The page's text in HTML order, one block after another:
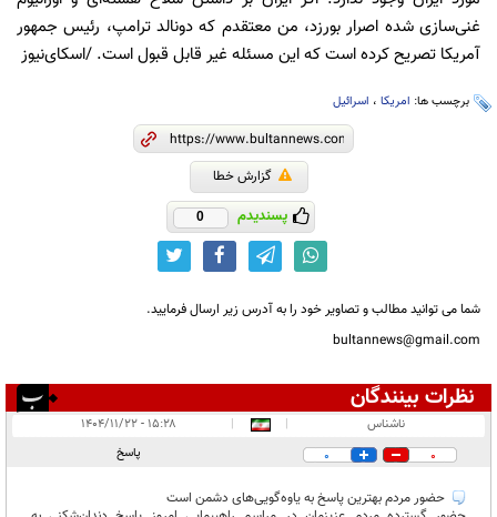
غنی‌سازی شده اصرار بورزد، من معتقدم که دونالد ترامپ، رئیس جمهور
آمریکا تصریح کرده است که این مسئله غیر قابل قبول است. /اسکای‌نیوز
برچسب ها: امریکا ، اسرائیل
گزارش خطا
پسندیدم 0
شما می توانید مطالب و تصاویر خود را به آدرس زیر ارسال فرمایید.
bultannews@gmail.com
نظرات بینندگان
در انتظار بررسی:
ناشناس |
|
۱۵:۲۸ - ۱۴۰۴/۱۱/۲۲
0
0 پاسخ
حضور مردم بهترین پاسخ به یاوه‌گویی‌های دشمن است